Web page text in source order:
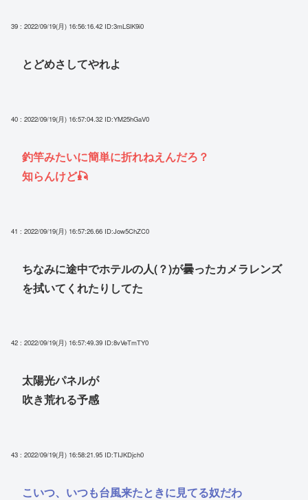
39 : 2022/09/19(月) 16:56:16.42 ID:3mLSlK9i0
とどめさしてやれよ
40 : 2022/09/19(月) 16:57:04.32 ID:YM25hGaV0
釣竿みたいに簡単に折れねえんだろ？
知らんけど🎣
41 : 2022/09/19(月) 16:57:26.66 ID:Jow5ChZC0
ちなみに途中でホテルの人(？)が曇ったカメラレンズ
を拭いてくれたりしてた
42 : 2022/09/19(月) 16:57:49.39 ID:8vVeTmTY0
太陽光パネルが
吹き荒れる予感
43 : 2022/09/19(月) 16:58:21.95 ID:TIJKDjch0
こいつ、いつも台風来たときに見てる奴だわ